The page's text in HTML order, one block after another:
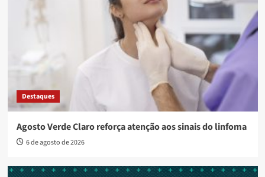
Destaques
Agosto Verde Claro reforça atenção aos sinais do linfoma
6 de agosto de 2026